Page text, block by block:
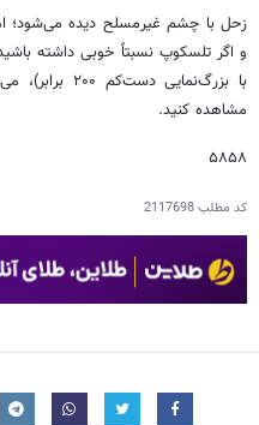
زحل با چشم غیرمسلح دیده می‌شود؛
با
مشاهده کنید.
۵۸۵۸
کد مطلب2117698